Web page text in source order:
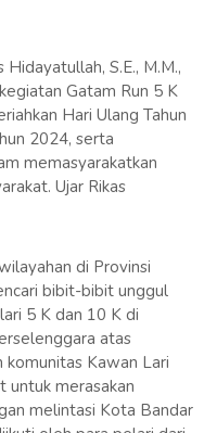
S.E., M.M.,
Gatam Run 5 K
Hari Ulang Tahun
2024, serta
memasyarakatkan
Ujar Rikas
di Provinsi
bibit-bibit unggul
5 K dan 10 K di
atas
Kawan Lari
untuk merasakan
melintasi Kota Bandar